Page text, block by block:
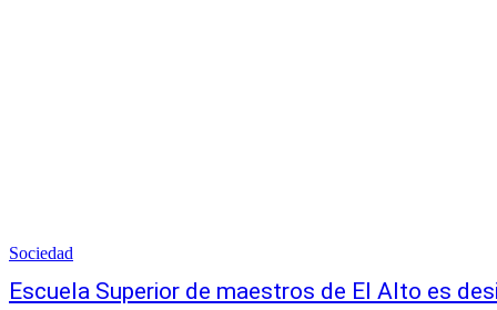
Sociedad
Escuela Superior de maestros de El Alto es